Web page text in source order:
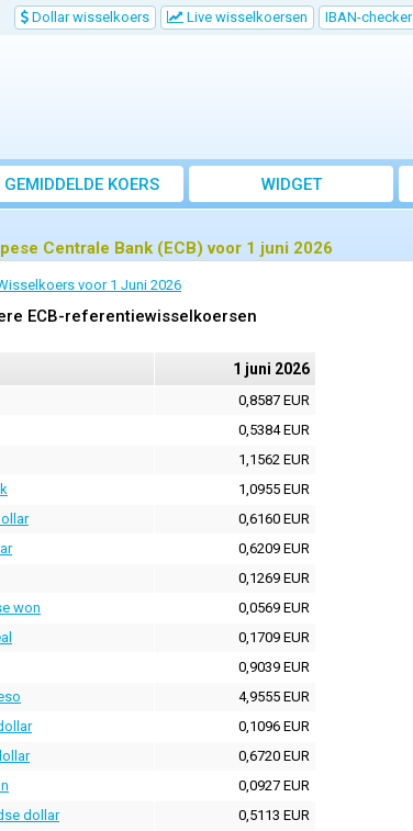
Dollar wisselkoers Live wisselkoersen IBAN-checker
GEMIDDELDE KOERS WIDGET
Centrale Bank (ECB) voor 1 juni 2026
voor 1 Juni 2026
ECB-referentiewisselkoersen
1 juni 2026
0,8587 EUR
0,5384 EUR
1,1562 EUR
1,0955 EUR
0,6160 EUR
0,6209 EUR
0,1269 EUR
won
0,0569 EUR
0,1709 EUR
0,9039 EUR
4,9555 EUR
0,1096 EUR
0,6720 EUR
0,0927 EUR
dollar
0,5113 EUR